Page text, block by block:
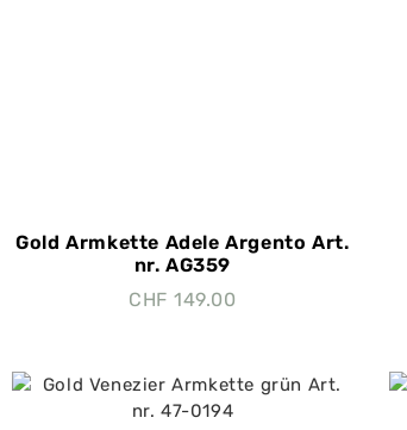
Gold Armkette Adele Argento Art.
nr. AG359
CHF 149.00